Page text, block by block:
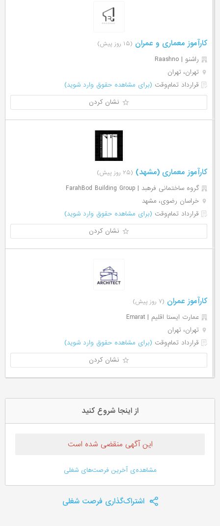
کارآموز معماری و عمران (۱۵ روز پیش)
راشنو | Raashno
تهران، تهران
قرارداد تمام‌وقت (برای مشاهده حقوق وارد شوید)
نشان کردن
کارآموز معماری (مشهد) (۲۵ روز پیش)
گروه ساختمانی فرهبد | FarahBod Building Group
خراسان رضوی، مشهد
قرارداد تمام‌وقت (برای مشاهده حقوق وارد شوید)
نشان کردن
کارآموز عمران (۷ روز پیش)
عمارت ایستا اقلیم | Emarat
تهران، تهران
قرارداد تمام‌وقت (برای مشاهده حقوق وارد شوید)
نشان کردن
از اینجا شروع کنید
این آگهی منقضی شده است
مشاهده‌ی آخرین فرصت‌های شغلی
اشتراک‌گذاری فرصت شغلی